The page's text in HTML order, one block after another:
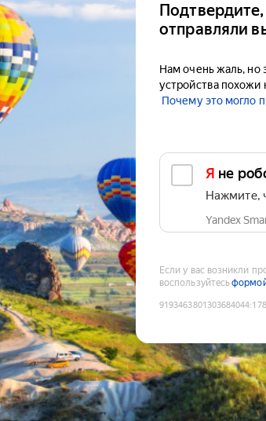
отправляли
Нам очень жаль, но
устройства похожи
Почему это могло
Я не
Нажмите,
Yandex
Если у вас возникли
воспользуйтесь
9193463801303684044: